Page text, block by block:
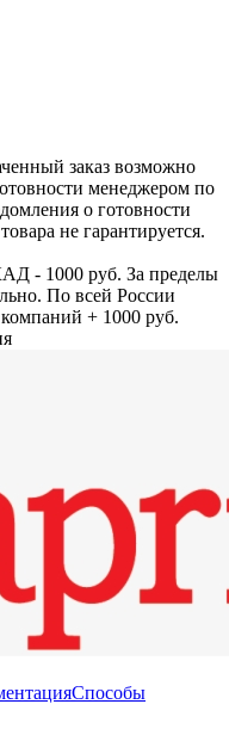
заказ возможно
менеджером по
о готовности
не гарантируется.
- 1000 руб. За пределы
По всей России
+ 1000 руб.
Способы